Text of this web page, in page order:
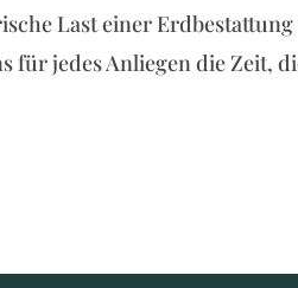
Last einer
für jedes Anliegen die Zeit,